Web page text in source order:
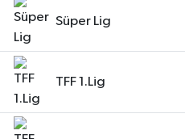
Süper Lig
TFF 1.Lig